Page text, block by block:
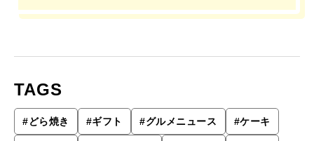
TAGS
#どら焼き #ギフト #グルメニュース #ケーキ